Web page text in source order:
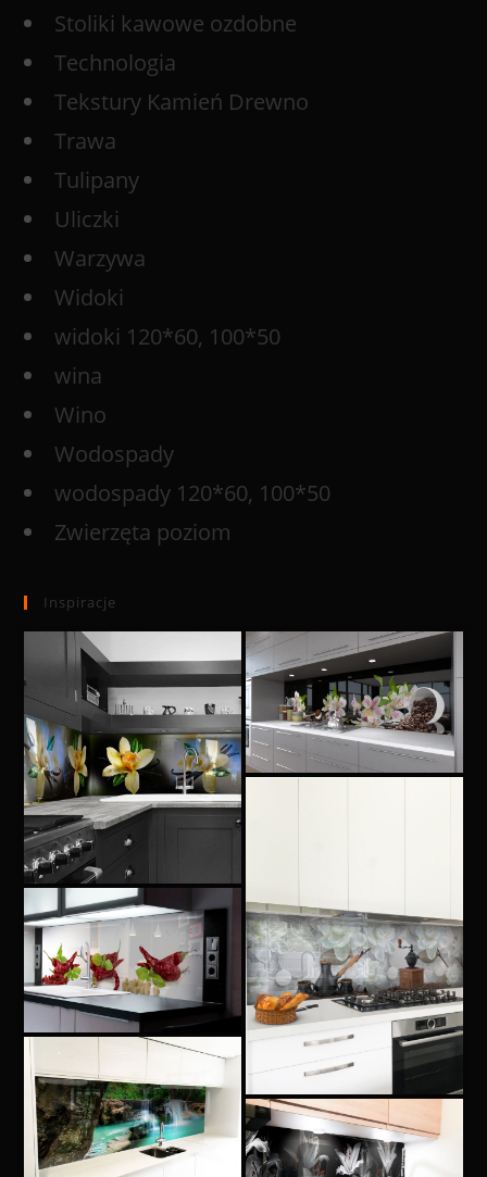
Stoliki kawowe ozdobne
Technologia
Tekstury Kamień Drewno
Trawa
Tulipany
Uliczki
Warzywa
Widoki
widoki 120*60, 100*50
wina
Wino
Wodospady
wodospady 120*60, 100*50
Zwierzęta poziom
Inspiracje